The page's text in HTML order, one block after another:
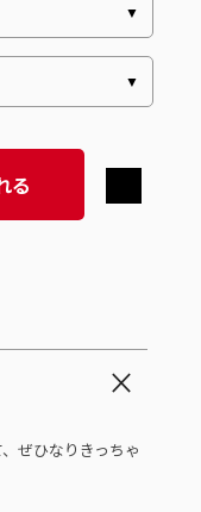
る
ぜひなりきっちゃ